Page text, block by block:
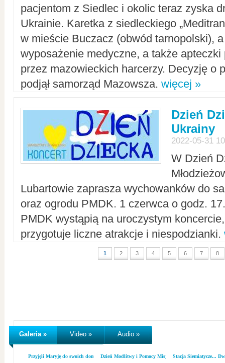
pacjentom z Siedlec i okolic teraz zyska
Ukrainie. Karetka z siedleckiego
w mieście Buczacz (obwód tarnopolski),
wyposażenie medyczne, a także apteczki
przez mazowieckich harcerzy. Decyzję o
podjął samorząd Mazowsza. więcej »
Dzień
Ukrainy
2022-05-31
W Dzień
Lubartowie zaprasza wychowanków do
oraz ogrodu PMDK. 1 czerwca o godz.
PMDK wystąpią na uroczystym
przygotuje liczne atrakcje i niespodzianki.
1 2 3 4 5 6 7 8
Galeria » Video » Audio »
Przyjęli Maryję do swoich domówDzień Modlitwy i Pomocy MisjomStacja Siemiatycze...